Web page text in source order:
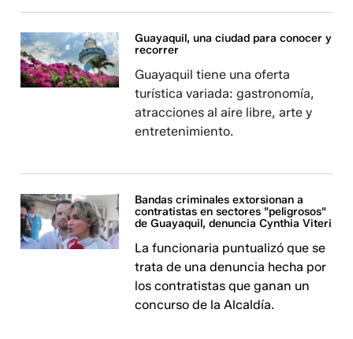
Guayaquil, una ciudad para conocer y
recorrer
Guayaquil tiene una oferta
turística variada: gastronomía,
atracciones al aire libre, arte y
entretenimiento.
Bandas criminales extorsionan a
contratistas en sectores "peligrosos"
de Guayaquil, denuncia Cynthia Viteri
La funcionaria puntualizó que se
trata de una denuncia hecha por
los contratistas que ganan un
concurso de la Alcaldía.